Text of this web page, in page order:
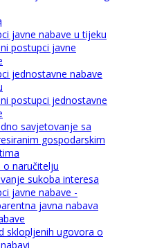
javne nabave u tijeku
postupci javne
jednostavne nabave
postupci jednostavne
savjetovanje sa
gospodarskim
o naručitelju
sukoba interesa
javne nabave -
javna nabava
sklopljenih ugovora o